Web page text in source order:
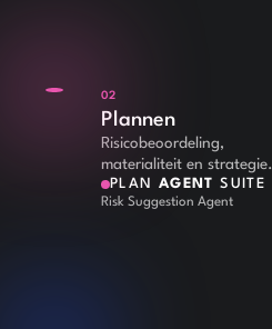
02
Plannen
Risicobeoordeling,
materialiteit en strategie.
PLAN AGENT SUITE
Risk Suggestion Agent